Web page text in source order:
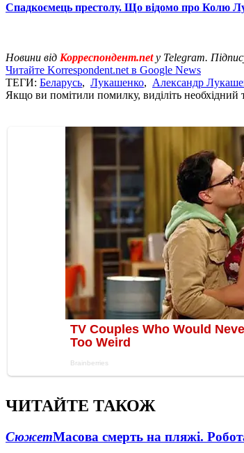
Спадкоємець престолу. Що відомо про Колю
Новини від Корреспондент.netу Telegram.
Читайте Korrespondent.net в Google News
ТЕГИ: Беларусь, Лукашенко, Александр
Якщо ви помітили помилку, виділіть необхідний
ЧИТАЙТЕ ТАКОЖ
СюжетМасова смерть на пляжі.